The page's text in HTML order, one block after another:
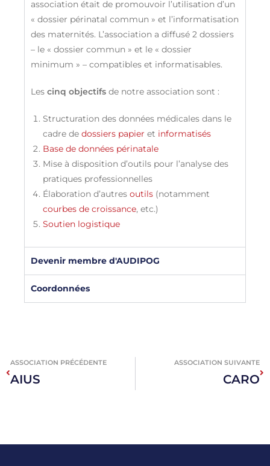
association était de promouvoir l’utilisation d’un
« dossier périnatal commun » et l’informatisation
des maternités. L’association a diffusé 2 dossiers
– le « dossier commun » et le « dossier
minimum » – compatibles et informatisables.
Les cinq objectifs de notre association sont :
Structuration des données médicales dans le
cadre de dossiers papier et informatisés
Base de données périnatale
Mise à disposition d’outils pour l’analyse des
pratiques professionnelles
Élaboration d’autres outils (notamment
courbes de croissance, etc.)
Soutien logistique
Devenir membre d'AUDIPOG
Coordonnées
ASSOCIATION PRÉCÉDENTE
AIUS
ASSOCIATION SUIVANTE
CARO